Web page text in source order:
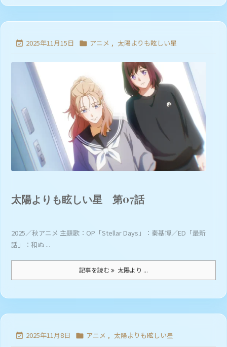
 2025年11月15日  アニメ , 太陽よりも眩しい星
太陽よりも眩しい星 第07話
2025／秋アニメ 主題歌：OP「Stellar Days」：秦基博／ED「最新
話」：和ぬ ...
記事を読む 太陽より ...
 2025年11月8日  アニメ , 太陽よりも眩しい星